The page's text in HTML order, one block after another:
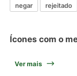
negar
rejeitado
Ícones com o
Ver mais